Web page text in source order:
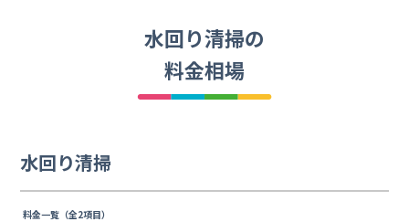
水回り清掃の
料金相場
水回り清掃
料金一覧（全2項目）